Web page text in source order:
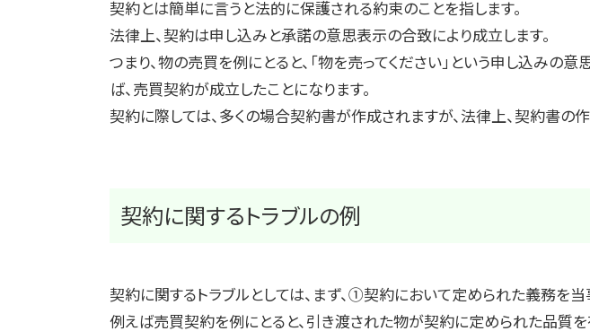
契約とは簡単に言うと法的に保護される約束のことを指します。
法律上、契約は申し込みと承諾の意思表示の合致により成立します。
つまり、物の売買を例にとると、「物を売ってください」という申し込みの
ば、売買契約が成立したことになります。
契約に際しては、多くの場合契約書が作成されますが、法律上、契約書の
契約に関するトラブルの例
契約に関するトラブルとしては、まず、①契約において定められた義務を
例えば売買契約を例にとると、引き渡された物が契約に定められた品質